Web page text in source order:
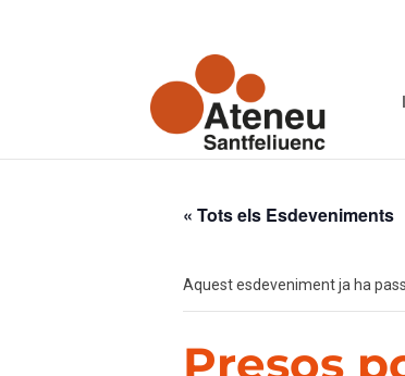
« Tots els Esdeveniments
Aquest esdeveniment ja ha
Presos